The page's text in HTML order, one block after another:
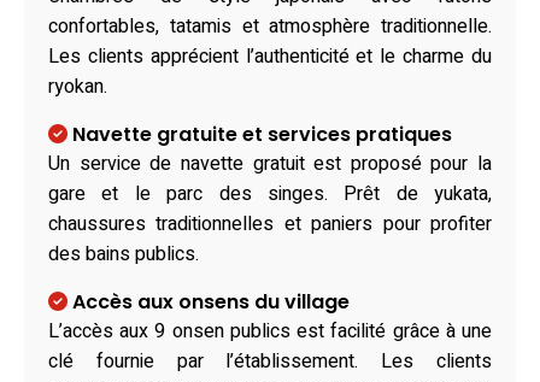
confortables, tatamis et atmosphère traditionnelle.
Les clients apprécient l’authenticité et le charme du
ryokan.
Navette gratuite et services pratiques
Un service de navette gratuit est proposé pour la
gare et le parc des singes. Prêt de yukata,
chaussures traditionnelles et paniers pour profiter
des bains publics.
Accès aux onsens du village
L’accès aux 9 onsen publics est facilité grâce à une
clé fournie par l’établissement. Les clients